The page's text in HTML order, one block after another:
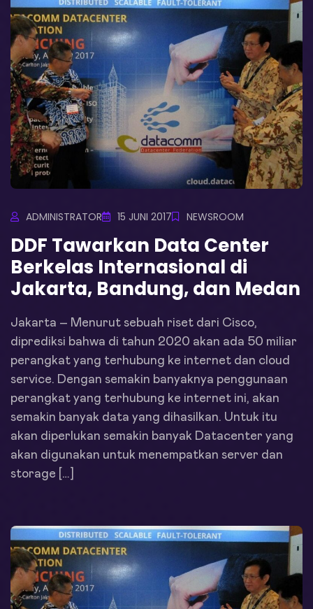
ADMINISTRATOR 15 JUNI 2017 NEWSROOM
DDF Tawarkan Data Center
Berkelas Internasional di
Jakarta, Bandung, dan Medan
Jakarta – Menurut sebuah riset dari Cisco,
diprediksi bahwa di tahun 2020 akan ada 50 miliar
perangkat yang terhubung ke internet dan cloud
service. Dengan semakin banyaknya penggunaan
perangkat yang terhubung ke internet ini, akan
semakin banyak data yang dihasilkan. Untuk itu
akan diperlukan semakin banyak Datacenter yang
akan digunakan untuk menempatkan server dan
storage […]